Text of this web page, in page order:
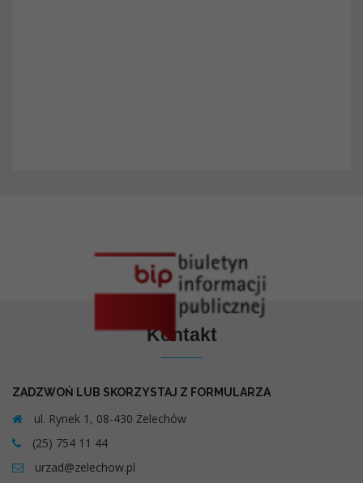
Kontakt
ZADZWOŃ LUB SKORZYSTAJ Z FORMULARZA
ul. Rynek 1, 08-430 Żelechów
(25) 754 11 44
urzad@zelechow.pl